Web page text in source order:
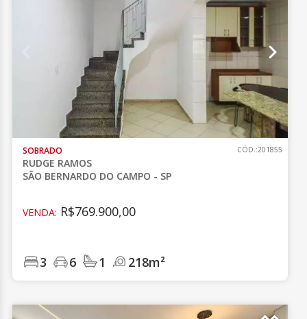
SOBRADO
RUDGE RAMOS
SÃO BERNARDO DO CAMPO - SP
CÓD.:201855
VENDA: R$769.900,00
3 6 1 218m²